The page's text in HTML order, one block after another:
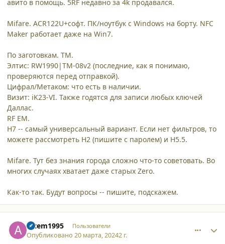
авито в помощь. 5RF недавно за 4k продавался.
Mifare. ACR122U+софт. ПК/ноутбук с Windows на борту. NFC
Maker работает даже на Win7.
По заготовкам. TM.
Элтис: RW1990|TM-08v2 (последние, как я понимаю,
проверяются перед отправкой).
Цифрал/Метаком: что есть в наличии.
Визит: iK23-VI. Также годятся для записи любых ключей
Даллас.
RF EM.
H7 -- самый универсальный вариант. Если нет фильтров, то
можете рассмотреть H2 (пишите с паролем) и H5.5.
Mifare. Тут без знания города сложно что-то советовать. Во
многих случаях хватает даже старых Zero.
Как-то так. Будут вопросы -- пишите, подскажем.
artem1995 Пользователи
Опубликовано20 марта, 20242 г.